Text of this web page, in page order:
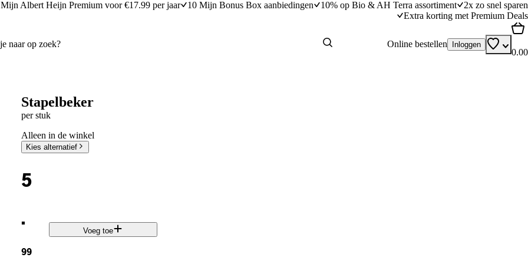
Mijn Albert Heijn Premium voor €17.99 per jaar 10 Mijn Bonus Box aanbiedingen 10% op Bio & AH Terra assortiment
2x zo snel sparen
Extra korting met Premium Deals
Online bestellen Inloggen
0.00
Stapelbeker
per stuk
Alleen in de winkel
Kies alternatief
5
.
99
Voeg toe